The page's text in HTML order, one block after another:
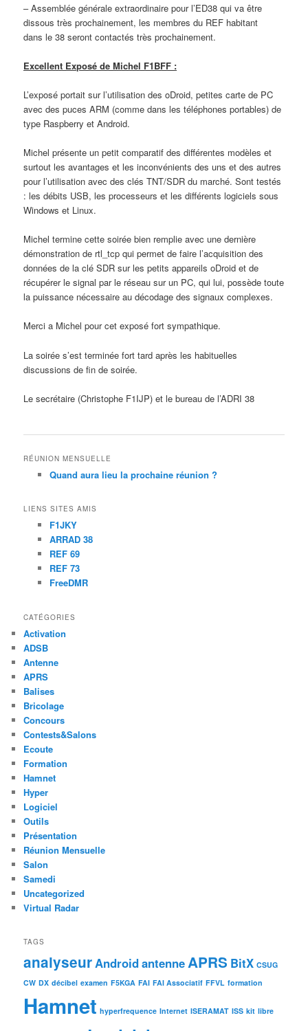
– Assemblée générale extraordinaire pour l’ED38 qui va être
dissous très prochainement, les membres du REF habitant
dans le 38 seront contactés très prochainement.
Excellent Exposé de Michel F1BFF :
L’exposé portait sur l’utilisation des oDroid, petites carte de PC
avec des puces ARM (comme dans les téléphones portables) de
type Raspberry et Android.
Michel présente un petit comparatif des différentes modèles et
surtout les avantages et les inconvénients des uns et des autres
pour l’utilisation avec des clés TNT/SDR du marché. Sont testés
: les débits USB, les processeurs et les différents logiciels sous
Windows et Linux.
Michel termine cette soirée bien remplie avec une dernière
démonstration de rtl_tcp qui permet de faire l’acquisition des
données de la clé SDR sur les petits appareils oDroid et de
récupérer le signal par le réseau sur un PC, qui lui, possède toute
la puissance nécessaire au décodage des signaux complexes.
Merci a Michel pour cet exposé fort sympathique.
La soirée s’est terminée fort tard après les habituelles
discussions de fin de soirée.
Le secrétaire (Christophe F1IJP) et le bureau de l’ADRI 38
RÉUNION MENSUELLE
Quand aura lieu la prochaine réunion ?
LIENS SITES AMIS
F1JKY
ARRAD 38
REF 69
REF 73
FreeDMR
CATÉGORIES
Activation
ADSB
Antenne
APRS
Balises
Bricolage
Concours
Contests&Salons
Ecoute
Formation
Hamnet
Hyper
Logiciel
Outils
Présentation
Réunion Mensuelle
Salon
Samedi
Uncategorized
Virtual Radar
TAGS
analyseurAndroidantenneAPRS BitX CSUG
CW DX décibel examen F5KGA FAI FAI Associatif FFVL formation
Hamnet hyperfrequence Internet ISERAMAT ISS kit libre